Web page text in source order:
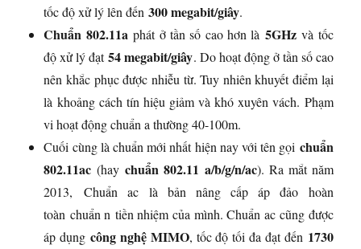
tốc độ xử lý lên đến300 megabit/giây.
Chuẩn 802.11aphát ở tần số cao hơn là 5GHzvà tốc
độ xử lý đạt54 megabit/giây. Do hoạt động ở tần số cao
nên khắc phục được nhiễu từ. Tuy nhiên khuyết điểm lại
là khoảng cách tín hiệu giảm và khó xuyên vách. Phạm
vi hoạt động chuẩn a thường 40-100m.
Cuối cùng là chuẩn mới nhất hiện nay với tên gọi chuẩn
802.11ac (haychuẩn 802.11 a/b/g/n/ac). Ra mắt năm
2013, Chuẩn ac là bản nâng cấp áp đảo hoàn
toàn chuẩn n tiền nhiệm của mình. Chuẩn ac cũng được
áp dụngcông nghệ MIMO, tốc độ tối đa đạt đến 1730